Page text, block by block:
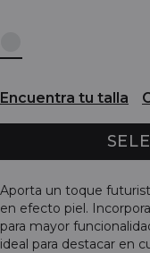
Encuentra tu talla
Aporta un toque
en efecto piel.
para mayor
ideal para destacar en